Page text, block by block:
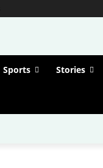
Sports Stories